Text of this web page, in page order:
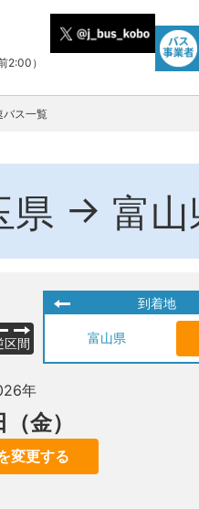
2:00）
バス一覧
県 → 富山
区間
到着地
富山県
年
（金）
変更する